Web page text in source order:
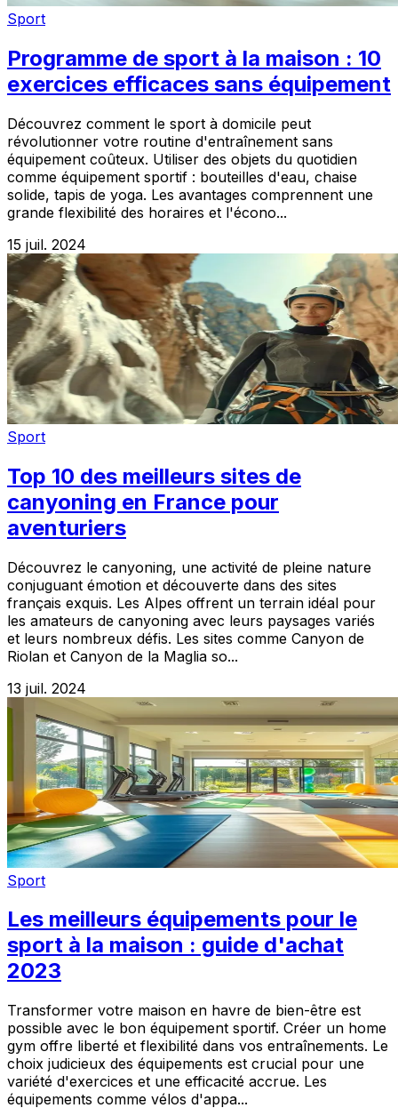
Sport
Programme de sport à la maison : 10
exercices efficaces sans équipement
Découvrez comment le sport à domicile peut
révolutionner votre routine d'entraînement sans
équipement coûteux. Utiliser des objets du quotidien
comme équipement sportif : bouteilles d'eau, chaise
solide, tapis de yoga. Les avantages comprennent une
grande flexibilité des horaires et l'écono...
15 juil. 2024
Sport
Top 10 des meilleurs sites de
canyoning en France pour
aventuriers
Découvrez le canyoning, une activité de pleine nature
conjuguant émotion et découverte dans des sites
français exquis. Les Alpes offrent un terrain idéal pour
les amateurs de canyoning avec leurs paysages variés
et leurs nombreux défis. Les sites comme Canyon de
Riolan et Canyon de la Maglia so...
13 juil. 2024
Sport
Les meilleurs équipements pour le
sport à la maison : guide d'achat
2023
Transformer votre maison en havre de bien-être est
possible avec le bon équipement sportif. Créer un home
gym offre liberté et flexibilité dans vos entraînements. Le
choix judicieux des équipements est crucial pour une
variété d'exercices et une efficacité accrue. Les
équipements comme vélos d'appa...